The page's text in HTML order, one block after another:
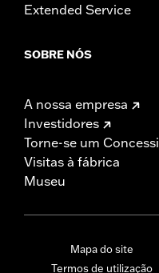
Extended Service
SOBRE NÓS
A nossa empresa
Investidores
Torne-se um
Visitas à fábrica
Museu
Mapa do site
Termos de utilização